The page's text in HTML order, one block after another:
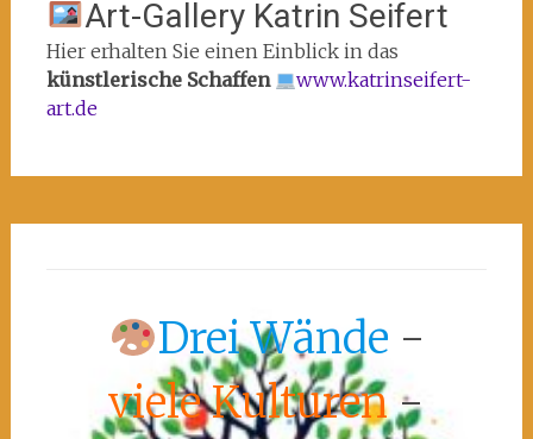
Art-Gallery Katrin Seifert
Hier erhalten Sie einen Einblick in das
künstlerische Schaffen
www.katrinseifert-
art.de
Drei Wände -
viele Kulturen-